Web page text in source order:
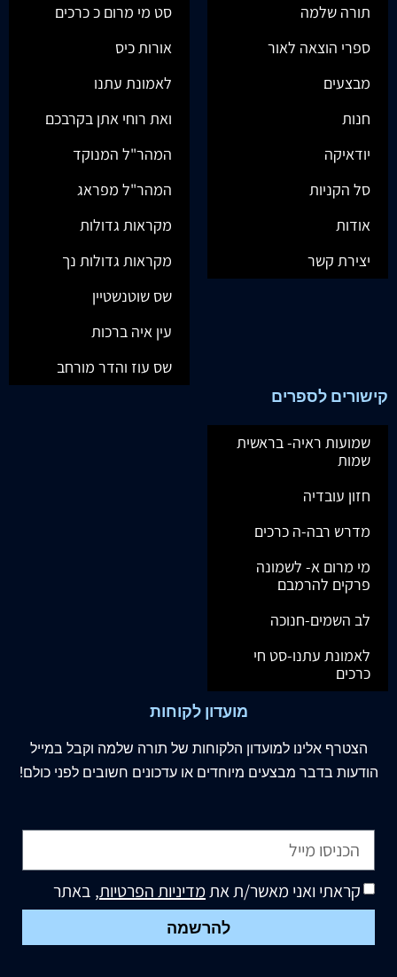
תורה שלמה
ספרי הוצאה לאור
מבצעים
חנות
יודאיקה
סל הקניות
אודות
יצירת קשר
סט מי מרום כ כרכים
אורות כיס
לאמונת עתנו
ואת רוחי אתן בקרבכם
המהר"ל המנוקד
המהר"ל מפראג
מקראות גדולות
מקראות גדולות נך
שס שוטנשטיין
עין איה ברכות
שס עוז והדר מורחב
קישורים לספרים
שמועות ראיה- בראשית
שמות
חזון עובדיה
מדרש רבה-ה כרכים
מי מרום א- לשמונה
פרקים להרמבם
לב השמים-חנוכה
לאמונת עתנו-סט חי
כרכים
מועדון לקוחות
הצטרף אלינו למועדון הלקוחות של תורה שלמה וקבל במייל
הודעות בדבר מבצעים מיוחדים או עדכונים חשובים לפני כולם!
קראתי ואני מאשר/ת אתמדיניות הפרטיות, באתר
להרשמה